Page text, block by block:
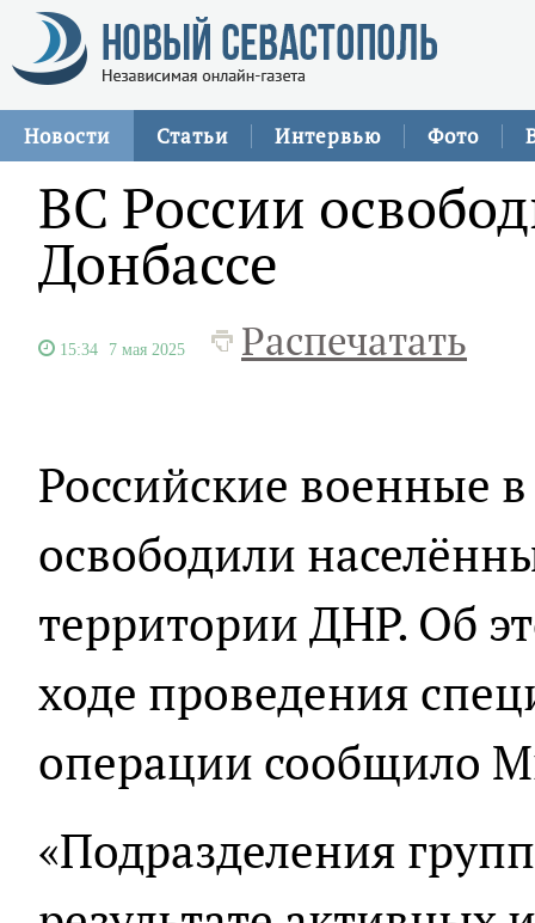
Новости Статьи Интервью Фото
ВС России
Донбассе
15:34 7 мая 2025 Распечатать
Российские военные
освободили
территории ДНР. Об
ходе проведения
операции сообщило
«Подразделения